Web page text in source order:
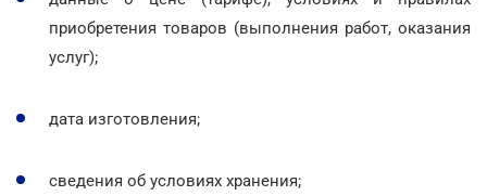
приобретения товаров (выполнения работ, оказания
услуг);
дата изготовления;
сведения об условиях хранения;